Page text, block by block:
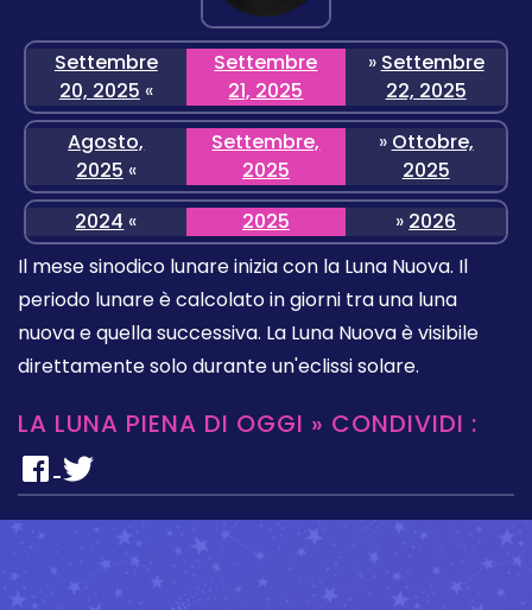
Settembre
20, 2025 «
Settembre
21, 2025
» Settembre
22, 2025
Agosto,
2025 «
Settembre,
2025
» Ottobre,
2025
2024 « 2025 » 2026
Il mese sinodico lunare inizia con la Luna Nuova. Il
periodo lunare è calcolato in giorni tra una luna
nuova e quella successiva. La Luna Nuova è visibile
direttamente solo durante un'eclissi solare.
LA LUNA PIENA DI OGGI » CONDIVIDI :